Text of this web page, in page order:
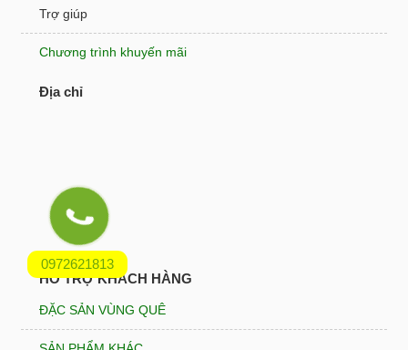
0972621813
Trợ giúp
Chương trình khuyến mãi
Địa chỉ
HỖ TRỢ KHÁCH HÀNG
ĐẶC SẢN VÙNG QUÊ